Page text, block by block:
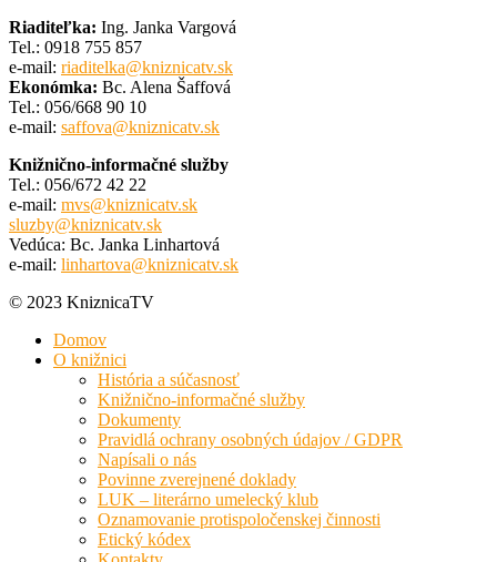
Riaditeľka: Ing. Janka Vargová
Tel.: 0918 755 857
e-mail: riaditelka@kniznicatv.sk
Ekonómka: Bc. Alena Šaffová
Tel.: 056/668 90 10
e-mail: saffova@kniznicatv.sk
Knižnično-informačné služby
Tel.: 056/672 42 22
e-mail: mvs@kniznicatv.sk
sluzby@kniznicatv.sk
Vedúca: Bc. Janka Linhartová
e-mail: linhartova@kniznicatv.sk
© 2023 KniznicaTV
Domov
O knižnici
História a súčasnosť
Knižnično-informačné služby
Dokumenty
Pravidlá ochrany osobných údajov / GDPR
Napísali o nás
Povinne zverejnené doklady
LUK – literárno umelecký klub
Oznamovanie protispoločenskej činnosti
Etický kódex